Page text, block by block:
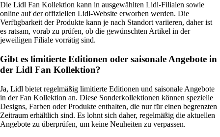
Die Lidl Fan Kollektion kann in ausgewählten Lidl-Filialen sowie
online auf der offiziellen Lidl-Website erworben werden. Die
Verfügbarkeit der Produkte kann je nach Standort variieren, daher ist
es ratsam, vorab zu prüfen, ob die gewünschten Artikel in der
jeweiligen Filiale vorrätig sind.
Gibt es limitierte Editionen oder saisonale Angebote in
der Lidl Fan Kollektion?
Ja, Lidl bietet regelmäßig limitierte Editionen und saisonale Angebote
in der Fan Kollektion an. Diese Sonderkollektionen können spezielle
Designs, Farben oder Produkte enthalten, die nur für einen begrenzten
Zeitraum erhältlich sind. Es lohnt sich daher, regelmäßig die aktuellen
Angebote zu überprüfen, um keine Neuheiten zu verpassen.